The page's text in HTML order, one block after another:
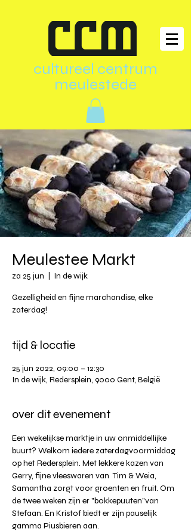
cultureel centrum
meulestede
Meulestee Markt
za 25 jun In de wijk
Gezelligheid en fijne marchandise, elke
zaterdag!
tijd & locatie
25 jun 2022, 09:00 – 12:30
In de wijk, Redersplein, 9000 Gent, België
over dit evenement
Een wekelijkse marktje in uw onmiddellijke
buurt? Welkom iedere zaterdagvoormiddag
op het Redersplein. Met lekkere kazen van
Gerry, fijne vleeswaren van  Tim & Weia,
Samantha zorgt voor groenten en fruit. Om
de twee weken zijn er "bokkepuuten"van
Stefaan. En Kristof biedt er zijn pauselijk
gamma Piusbieren aan.